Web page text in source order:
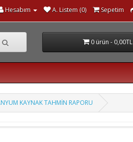
Hesabım A. Listem (0) Sepetim
0 ürün - 0,00TL
KAYNAK TAHMİN RAPORU